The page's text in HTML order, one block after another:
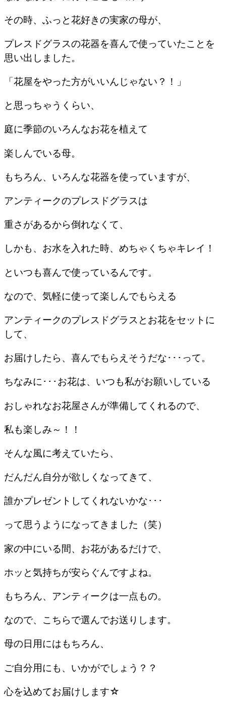
その時、ふっと花好きの実家の母が、
プレスドグラスの花器を喜んで使っていたことを
思い出しました。
「花屋をやった方がいいんじゃない？！」
と思っちゃうくらい、
庭に季節のいろんなお花を植えて
楽しんでいる母。
もちろん、いろんな花器を使っていますが、
アンティークのプレスドグラスは
重さがあるから倒れなくて、
しかも、お水を入れた時、めちゃくちゃキレイ！
といつも喜んで使っているんです。
なので、気軽に使って楽しんでもらえる
アンティークのプレスドグラスとお花をセットに
して、
お届けしたら、喜んでもらえそうだな･･･って。
ちなみに･･･お花は、いつも私がお願いしている
おしゃれなお花屋さんが準備してくれるので、
私も楽しみ～！！
そんな風に考えていたら、
だんだん自分が欲しくなってきて、
誰かプレゼントしてくれないかな･･･
って思うようになってきました（笑）
家の中にいる間、お花があるだけで、
ホッと気持ちが安らぐんですよね。
もちろん、アンティークは一点もの。
なので、こちらで選んでお送りします。
母の日用にはもちろん、
ご自分用にも、いかがでしょう？？
心を込めてお届けします☆